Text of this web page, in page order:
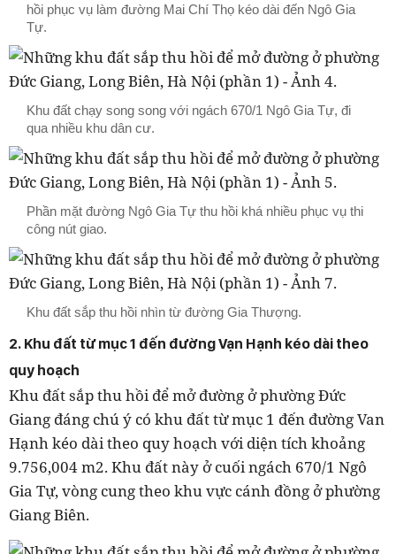
hồi phục vụ làm đường Mai Chí Thọ kéo dài đến Ngô Gia
Tự.
Khu đất chạy song song với ngách 670/1 Ngô Gia Tự, đi
qua nhiều khu dân cư.
Phần mặt đường Ngô Gia Tự thu hồi khá nhiều phục vụ thi
công nút giao.
Khu đất sắp thu hồi nhìn từ đường Gia Thượng.
2. Khu đất từ mục 1 đến đường Vạn Hạnh kéo dài theo
quy hoạch
Khu đất sắp thu hồi để mở đường ở phường Đức
Giang đáng chú ý có khu đất từ mục 1 đến đường Van
Hạnh kéo dài theo quy hoạch với diện tích khoảng
9.756,004 m2. Khu đất này ở cuối ngách 670/1 Ngô
Gia Tự, vòng cung theo khu vực cánh đồng ở phường
Giang Biên.